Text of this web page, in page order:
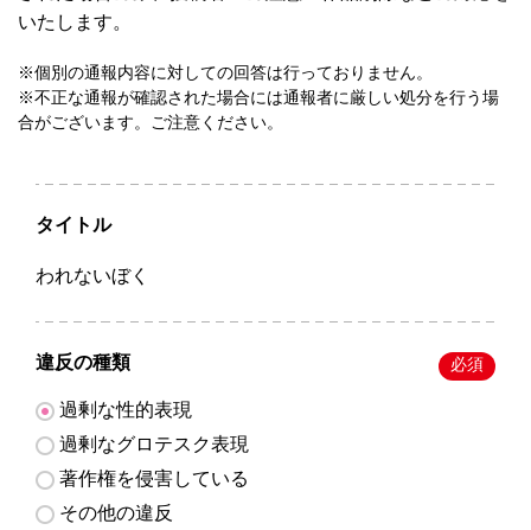
いたします。
※個別の通報内容に対しての回答は行っておりません。
※不正な通報が確認された場合には通報者に厳しい処分を行う場
合がございます。ご注意ください。
タイトル
われないぼく
違反の種類 必須
過剰な性的表現
過剰なグロテスク表現
著作権を侵害している
その他の違反